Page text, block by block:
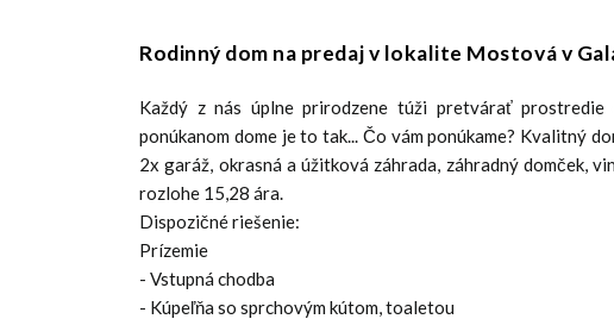
Rodinný dom na predaj v lokalite Mostová v
Každý z nás úplne prirodzene túži pretvárať
ponúkanom dome je to tak... Čo vám ponúkame? Kvalitný
2x garáž, okrasná a úžitková záhrada, záhradný domček,
rozlohe 15,28 ára.
Dispozičné riešenie:
Prízemie
- Vstupná chodba
- Kúpeľňa so sprchovým kútom, toaletou